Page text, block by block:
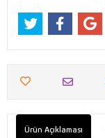
Ürün Açıklaması